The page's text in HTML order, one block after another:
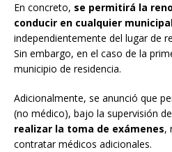
En concreto, se permitirá la
conducir en cualquier
independientemente del lugar de
Sin embargo, en el caso de la
municipio de residencia.
Adicionalmente, se anunció que
(no médico), bajo la supervisión
realizar la toma de exámenes,
contratar médicos adicionales.